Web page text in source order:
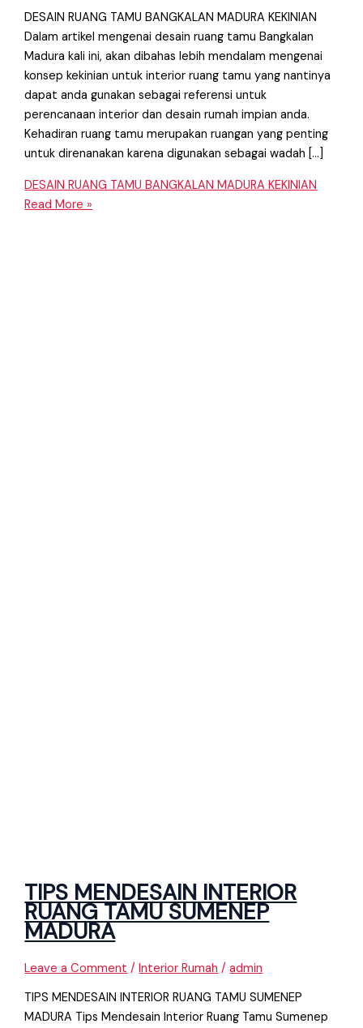
DESAIN RUANG TAMU BANGKALAN MADURA KEKINIAN
Dalam artikel mengenai desain ruang tamu Bangkalan
Madura kali ini, akan dibahas lebih mendalam mengenai
konsep kekinian untuk interior ruang tamu yang nantinya
dapat anda gunakan sebagai referensi untuk
perencanaan interior dan desain rumah impian anda.
Kehadiran ruang tamu merupakan ruangan yang penting
untuk direnanakan karena digunakan sebagai wadah […]
DESAIN RUANG TAMU BANGKALAN MADURA KEKINIAN
Read More »
TIPS MENDESAIN INTERIOR
RUANG TAMU SUMENEP
MADURA
Leave a Comment /Interior Rumah /admin
TIPS MENDESAIN INTERIOR RUANG TAMU SUMENEP
MADURA Tips Mendesain Interior Ruang Tamu Sumenep